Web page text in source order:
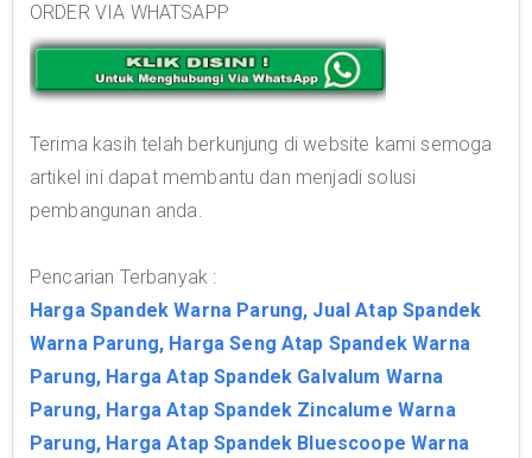
ORDER VIA WHATSAPP
Terima kasih telah berkunjung di website kami semoga
artikel ini dapat membantu dan menjadi solusi
pembangunan anda.
Pencarian Terbanyak :
Harga Spandek Warna Parung, Jual Atap Spandek
Warna Parung, Harga Seng Atap Spandek Warna
Parung, Harga Atap Spandek Galvalum Warna
Parung, Harga Atap Spandek Zincalume Warna
Parung, Harga Atap Spandek Bluescoope Warna